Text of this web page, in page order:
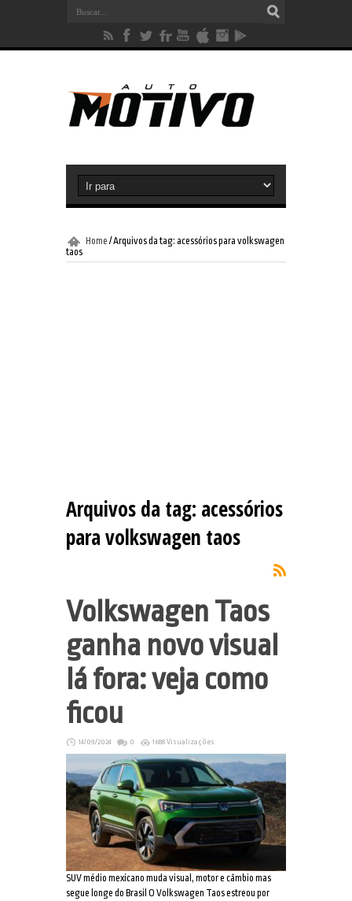
Home /Arquivos da tag: acessórios para volkswagen
taos
Arquivos da tag: acessórios
para volkswagen taos
Volkswagen Taos
ganha novo visual
lá fora: veja como
ficou
14/09/2024 0 1688 Visualizações
SUV médio mexicano muda visual, motor e câmbio mas
segue longe do Brasil O Volkswagen Taos estreou por